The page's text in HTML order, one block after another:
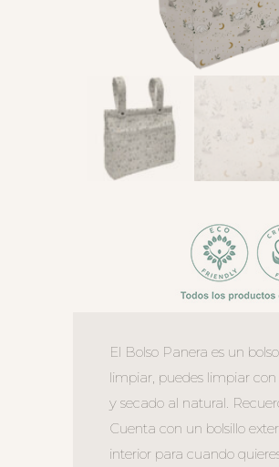
El Bolso Panera es un
limpiar, puedes limpiar
y secado al natural.
Cuenta con un bolsillo
interior para cuando